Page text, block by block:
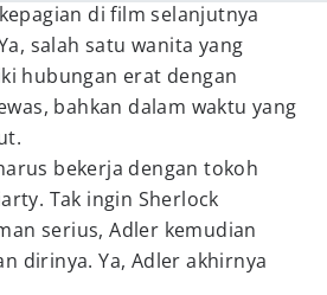
di film selanjutnya
salah satu wanita yang
hubungan erat dengan
bahkan dalam waktu yang
bekerja dengan tokoh
Tak ingin Sherlock
serius, Adler kemudian
dirinya. Ya, Adler akhirnya